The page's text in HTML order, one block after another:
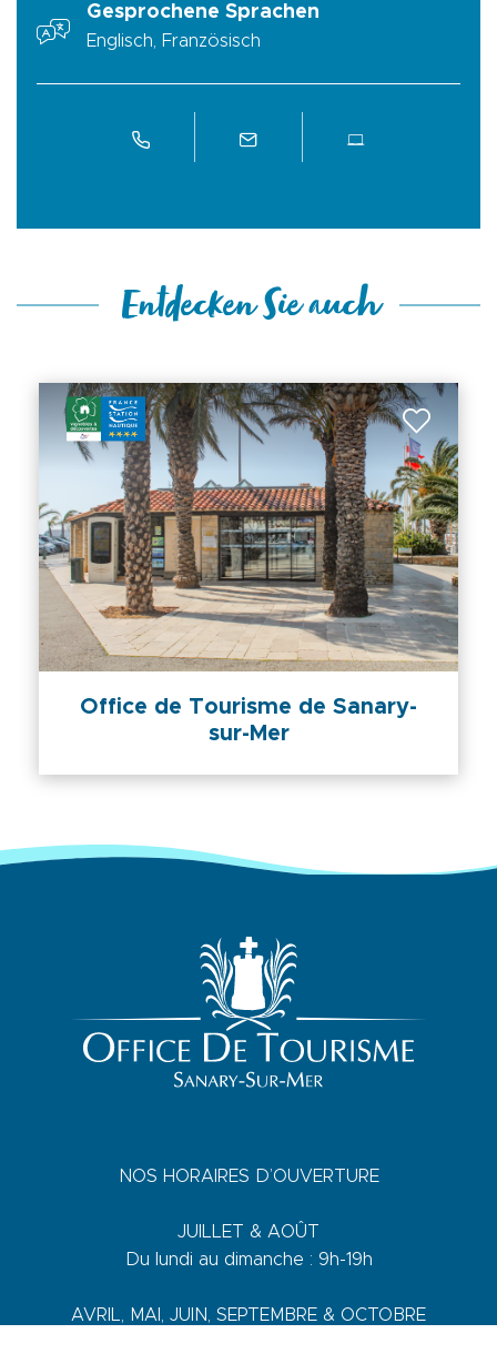
Gesprochene Sprachen
Englisch, Französisch
Entdecken Sie auch
Office de Tourisme de Sanary-
sur-Mer
NOS HORAIRES D’OUVERTURE
JUILLET & AOÛT
Du lundi au dimanche : 9h-19h
AVRIL, MAI, JUIN, SEPTEMBRE & OCTOBRE